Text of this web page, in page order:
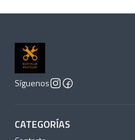
Síguenos
CATEGORÍAS